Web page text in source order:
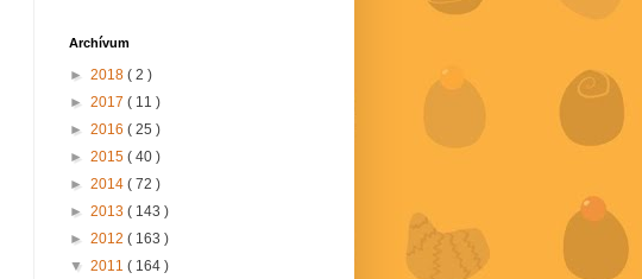
Archívum
► 2018 ( 2 )
► 2017 ( 11 )
► 2016 ( 25 )
► 2015 ( 40 )
► 2014 ( 72 )
► 2013 ( 143 )
► 2012 ( 163 )
▼ 2011 ( 164 )